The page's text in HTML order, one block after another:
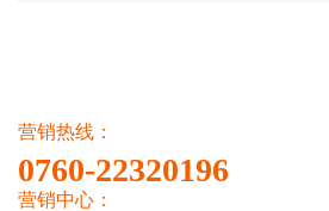
营销热线：
0760-22320196
营销中心：